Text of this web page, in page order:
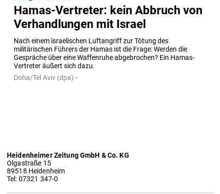
Hamas-Vertreter: kein Abbruch von
Verhandlungen mit Israel
Nach einem israelischen Luftangriff zur Tötung des
militärischen Führers der Hamas ist die Frage: Werden die
Gespräche über eine Waffenruhe abgebrochen? Ein Hamas-
Vertreter äußert sich dazu.
Doha/Tel Aviv (dpa) -
Heidenheimer Zeitung GmbH & Co. KG
Olgastraße 15
89518 Heidenheim
Tel: 07321 347-0